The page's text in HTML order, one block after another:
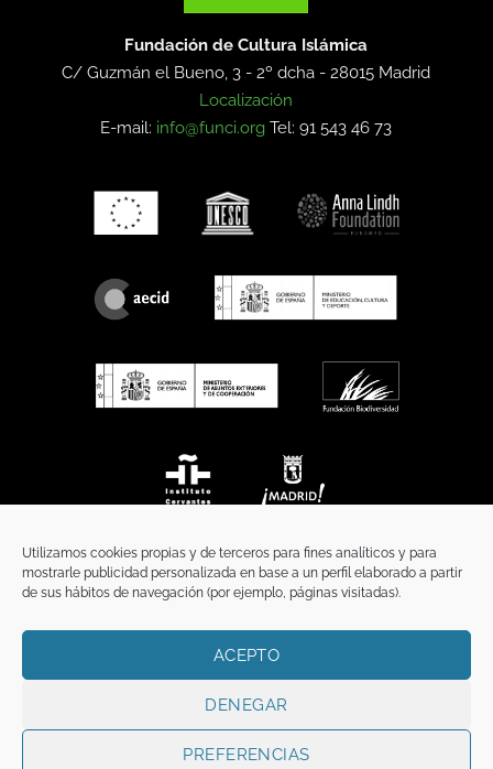
Utilizamos cookies propias y de terceros para fines analíticos y para
mostrarle publicidad personalizada en base a un perfil elaborado a partir
de sus hábitos de navegación (por ejemplo, páginas visitadas).
ACEPTO
DENEGAR
PREFERENCIAS
Fundación de Cultura Islámica
C/ Guzmán el Bueno, 3 - 2º dcha -28015 Madrid
Localización
E-mail: info@funci.org Tel: 91 543 46 73
TÉRMINOS Y CONDICIONES
Copyright 2026 ©FunciFUNCI es titular de los derechos de propiedad
intelectual e industrial de este sitio web, y es también titular o tiene la